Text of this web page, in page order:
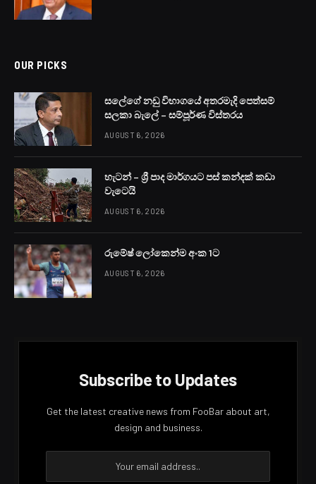
OUR PICKS
සලේගේ නඩු විභාගයේ අතරමැදි පෙත්සම්
සලකා බැලේ – සම්පූර්ණ විස්තරය
AUGUST 6, 2026
හැටන් – ශ්‍රී පාද මාර්ගයට පස් කන්දක් කඩා
වැටෙයි
AUGUST 6, 2026
රුමේෂ් ලෝකෙන්ම අංක 1ට
AUGUST 6, 2026
Subscribe to Updates
Get the latest creative news from FooBar about art,
design and business.